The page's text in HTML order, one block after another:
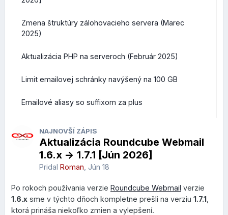
Zmena štruktúry zálohovacieho servera (Marec
2025)
Aktualizácia PHP na serveroch (Február 2025)
Limit emailovej schránky navýšený na 100 GB
Emailové aliasy so suffixom za plus
NAJNOVŠÍ ZÁPIS
Aktualizácia Roundcube Webmail
1.6.x -> 1.7.1 [Jún 2026]
Pridal Roman Jún 18
Po rokoch používania verzie Roundcube Webmail verzie
1.6.x sme v týchto dňoch kompletne prešli na verziu 1.7.1
ktorá prináša niekoľko zmien a vylepšení.